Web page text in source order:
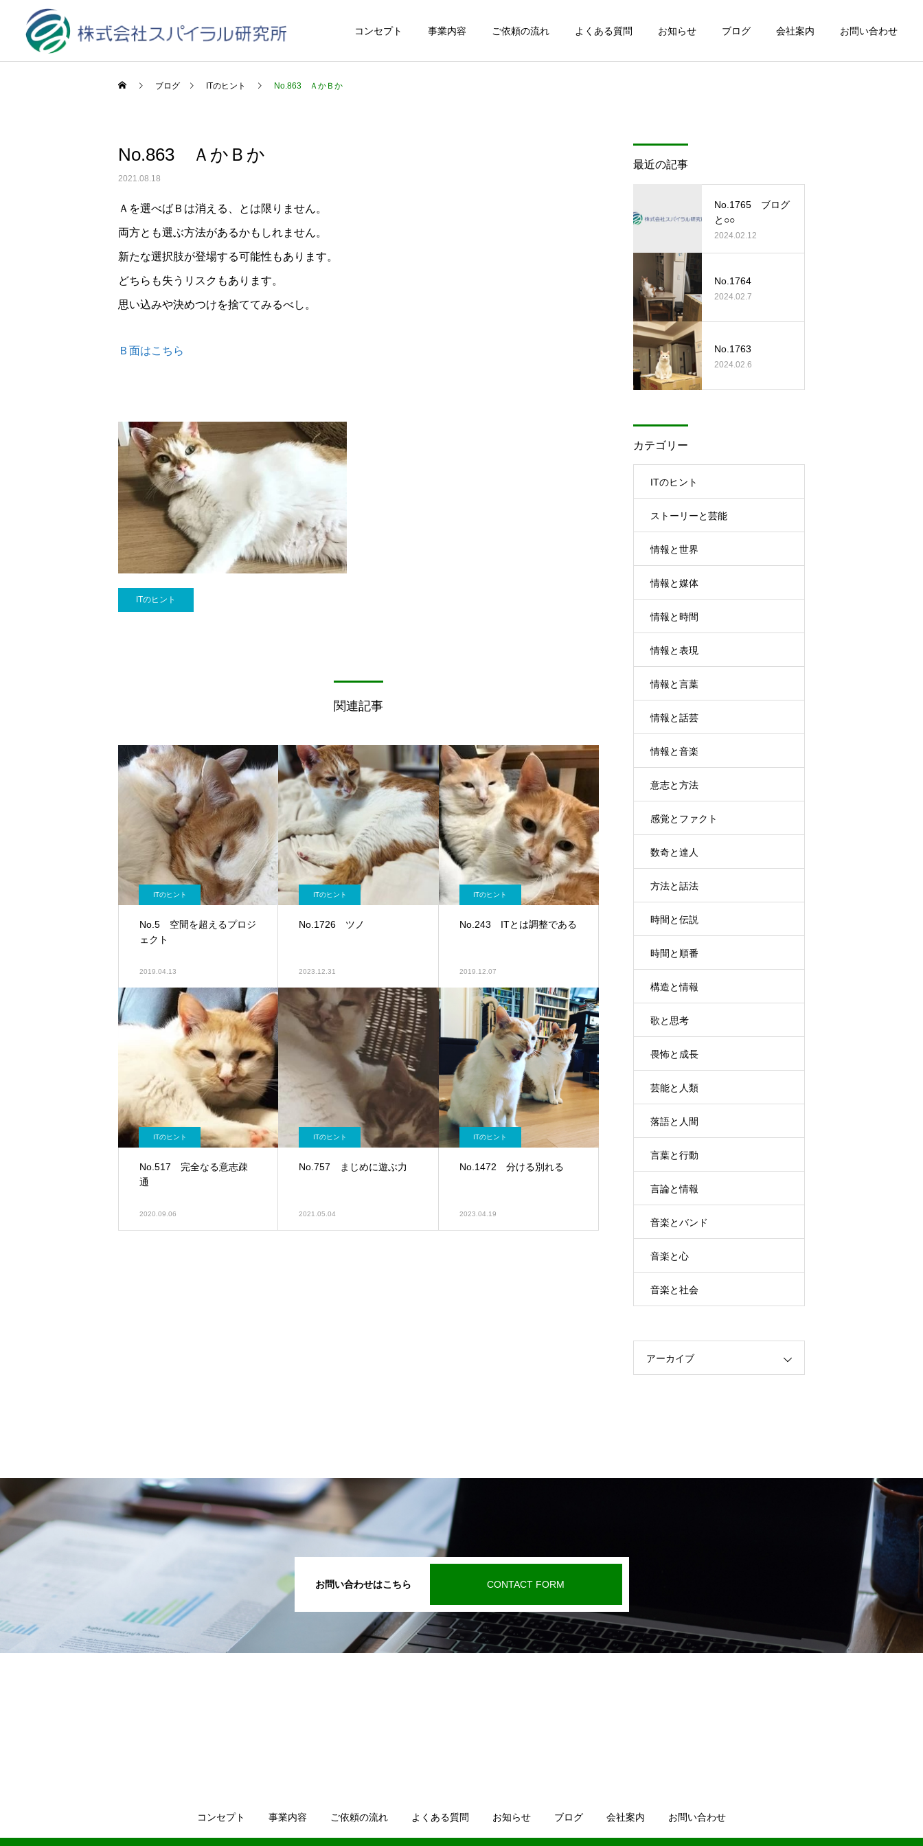
コンセプト 事業内容 ご依頼の流れ よくある質問 お知らせ ブログ 会社案内 お問い合わせ
ブログ ITのヒント No.863 ＡかＢか
No.863 ＡかＢか
2021.08.18
Ａを選べばＢは消える、とは限りません。
両方とも選ぶ方法があるかもしれません。
新たな選択肢が登場する可能性もあります。
どちらも失うリスクもあります。
思い込みや決めつけを捨ててみるべし。
Ｂ面はこちら
ITのヒント
関連記事
ITのヒント
No.5 空間を超えるプロジ
ェクト
2019.04.13
ITのヒント
No.1726 ツノ
2023.12.31
ITのヒント
No.243 ITとは調整である
2019.12.07
ITのヒント
No.517 完全なる意志疎
通
2020.09.06
ITのヒント
No.757 まじめに遊ぶ力
2021.05.04
ITのヒント
No.1472 分ける別れる
2023.04.19
最近の記事
No.1765 ブログ
と○○
2024.02.12
No.1764
2024.02.7
No.1763
2024.02.6
カテゴリー
ITのヒント
ストーリーと芸能
情報と世界
情報と媒体
情報と時間
情報と表現
情報と言葉
情報と話芸
情報と音楽
意志と方法
感覚とファクト
数奇と達人
方法と話法
時間と伝説
時間と順番
構造と情報
歌と思考
畏怖と成長
芸能と人類
落語と人間
言葉と行動
言論と情報
音楽とバンド
音楽と心
音楽と社会
アーカイブ
お問い合わせはこちら CONTACT FORM
コンセプト 事業内容 ご依頼の流れ よくある質問 お知らせ ブログ 会社案内 お問い合わせ